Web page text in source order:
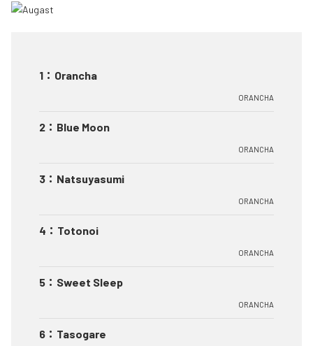
1 ： Orancha
ORANCHA
2 ： Blue Moon
ORANCHA
3 ： Natsuyasumi
ORANCHA
4 ： Totonoi
ORANCHA
5 ： Sweet Sleep
ORANCHA
6 ： Tasogare